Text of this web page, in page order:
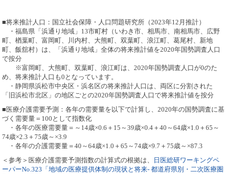
■将来推計人口：国立社会保障・人口問題研究所（2023年12月推計）
・福島県「浜通り地域」13市町村（いわき市、相馬市、南相馬市、広野
町、楢葉町、富岡町、川内村、大熊町、双葉町、浪江町、葛尾村、新地
町、飯舘村）は、「浜通り地域」全体の将来推計値を2020年国勢調査人口
で按分
※富岡町、大熊町、双葉町、浪江町は、2020年国勢調査人口が0のた
め、将来推計人口も0となっています。
・静岡県浜松市中央区・浜名区の将来推計人口は、両区に分割された
「旧浜松市北区」の地区ごとの2020年国勢調査人口で将来推計値を按分
■医療介護需要予測：各年の需要量を以下で計算し、2020年の国勢調査に基
づく需要量＝100として指数化
・各年の医療需要量＝～14歳×0.6＋15～39歳×0.4＋40～64歳×1.0＋65～
74歳×2.3＋75歳～×3.9
・各年の介護需要量＝40～64歳×1.0＋65～74歳×9.7＋75歳～×87.3
＜参考＞医療介護需要予測指数の計算式の根拠は、
日医総研ワーキングペ
ーパーNo.323「地域の医療提供体制の現状と将来- 都道府県別・二次医療圏